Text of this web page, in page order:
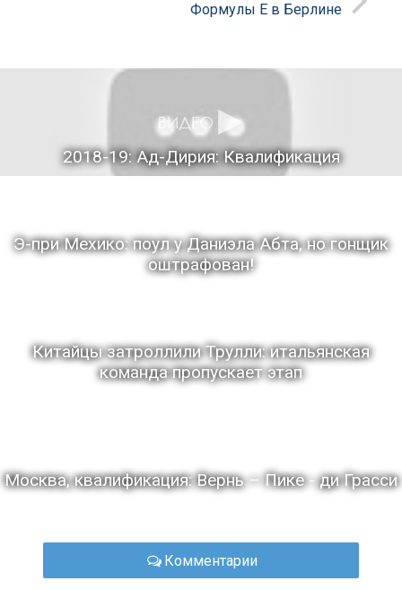
Формулы Е в Берлине
2018-19: Ад-Дирия: Квалификация
Э-при Мехико: поул у Даниэла Абта, но гонщик
оштрафован!
Китайцы затроллили Трулли: итальянская
команда пропускает этап
Москва, квалификация: Вернь – Пике - ди Грасси
Комментарии